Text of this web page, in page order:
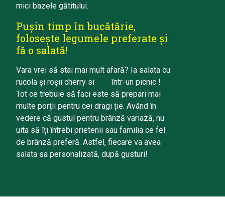
mici bazele gătitului.
Pușin timp în bucătărie,
folosește legumele preferate și
fă o salată!
Vara vrei să stai mai mult afară? Ia salata cu
rucola și roșii cherry si
într-un picnic !
Tot ce trebuie să faci este să prepari mai
multe porții pentru cei dragi ție. Având în
vedere că gustul pentru brânză variază, nu
uita să îți întrebi prietenii sau familia ce fel
de brânză preferă. Astfel, fiecare va avea
salata sa personalizată, după gusturi!